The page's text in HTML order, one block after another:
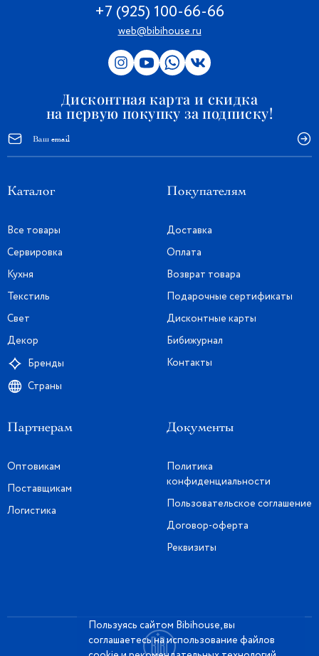
+7 (925) 100-66-66
web@bibihouse.ru
Дисконтная карта и скидка
на первую покупку за подписку!
Каталог
Все товары
Сервировка
Кухня
Текстиль
Свет
Декор
Бренды
Страны
Покупателям
Доставка
Оплата
Возврат товара
Подарочные сертификаты
Дисконтные карты
Бибижурнал
Контакты
Партнерам
Оптовикам
Поставщикам
Логистика
Документы
Политика
конфиденциальности
Пользовательское соглашение
Договор-оферта
Реквизиты
Пользуясь сайтом Bibihouse, вы
соглашаетесь на использование файлов